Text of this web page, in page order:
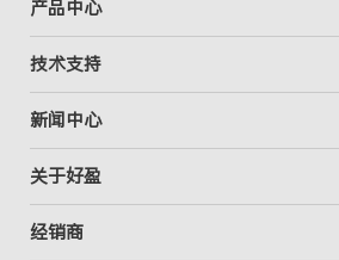
产品中心
技术支持
新闻中心
关于好盈
经销商